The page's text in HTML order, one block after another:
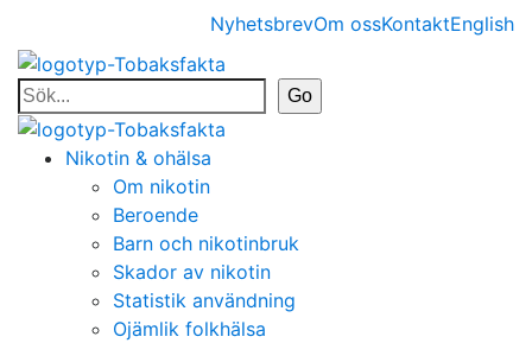
NyhetsbrevOm ossKontaktEnglish
Nikotin & ohälsa
Om nikotin
Beroende
Barn och nikotinbruk
Skador av nikotin
Statistik användning
Ojämlik folkhälsa